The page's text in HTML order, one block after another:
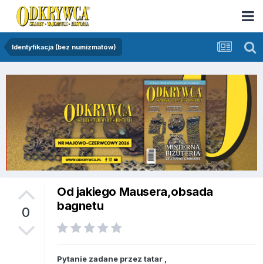
Identyfikacja (bez numizmatów)
0
Od jakiego Mausera,obsada
bagnetu
Pytanie zadane przez tatar